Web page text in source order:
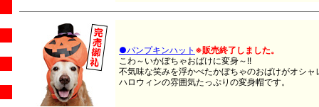
●パンプキンハット ※販売終了しました。
こわ～いかぼちゃおばけに変身～!!
不気味な笑みを浮かべたかぼちゃのおばけがオシ
ハロウィンの雰囲気たっぷりの変身帽です。